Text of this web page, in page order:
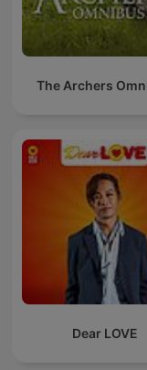
The Archers
Dear LOVE